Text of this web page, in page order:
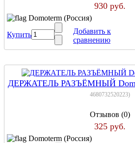
930 руб.
Domoterm (Россия)
Купить
Добавить к
сравнению
ДЕРЖАТЕЛЬ РАЗЪЁМНЫЙ
4680732520223)
Отзывов (0)
325 руб.
Domoterm (Россия)